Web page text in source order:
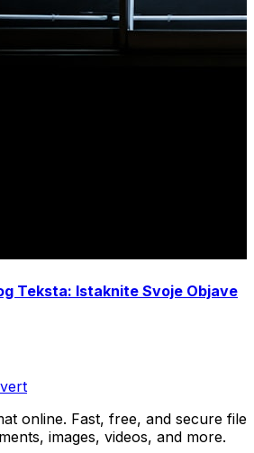
Teksta: Istaknite Svoje Objave
online. Fast, free, and secure file
images, videos, and more.